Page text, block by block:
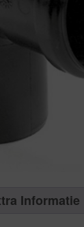
Informatie